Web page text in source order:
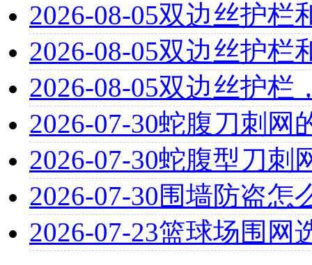
2026-08-05双边丝护栏
2026-08-05双边丝护栏
2026-08-05双边丝护栏
2026-07-30蛇腹刀刺网
2026-07-30蛇腹型刀刺
2026-07-30围墙防盗怎
2026-07-23篮球场围网